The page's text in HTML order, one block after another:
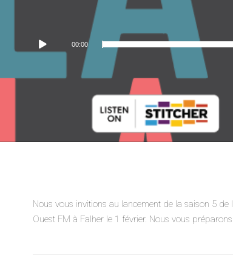
Lecteur
audio
00:00
Nous vous invitions au lancement de la saison 5
Ouest FM à Falher le 1 février. Nous vous